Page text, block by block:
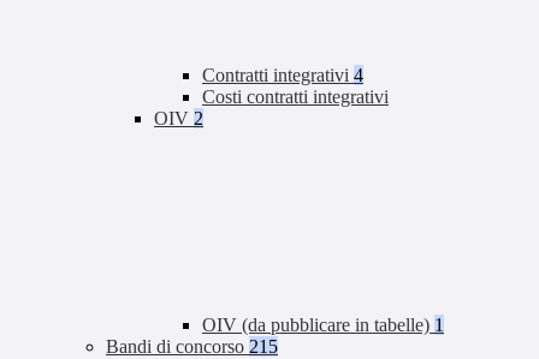
Contratti integrativi 4
Costi contratti integrativi
OIV 2
OIV (da pubblicare in tabelle) 1
Bandi di concorso 215